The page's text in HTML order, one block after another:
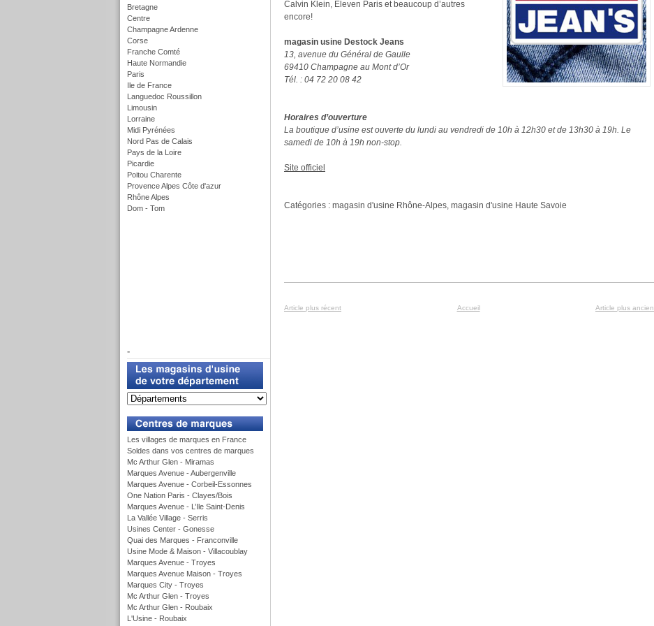
Bretagne
Centre
Champagne Ardenne
Corse
Franche Comté
Haute Normandie
Paris
Ile de France
Languedoc Roussillon
Limousin
Lorraine
Midi Pyrénées
Nord Pas de Calais
Pays de la Loire
Picardie
Poitou Charente
Provence Alpes Côte d'azur
Rhône Alpes
Dom - Tom
-
Les villages de marques en France
Soldes dans vos centres de marques
Mc Arthur Glen - Miramas
Marques Avenue - Aubergenville
Marques Avenue - Corbeil-Essonnes
One Nation Paris - Clayes/Bois
Marques Avenue - L’Ile Saint-Denis
La Vallée Village - Serris
Usines Center - Gonesse
Quai des Marques - Franconville
Usine Mode & Maison - Villacoublay
Marques Avenue - Troyes
Marques Avenue Maison - Troyes
Marques City - Troyes
Mc Arthur Glen - Troyes
Mc Arthur Glen - Roubaix
L'Usine - Roubaix
Calvin Klein, Eleven Paris et beaucoup d’autres
encore!
magasin usine Destock Jeans
13, avenue du Général de Gaulle
69410 Champagne au Mont d’Or
Tél. : 04 72 20 08 42
Horaires d’ouverture
La boutique d’usine est ouverte du lundi au vendredi de 10h à 12h30 et de 13h30 à 19h. Le
samedi de 10h à 19h non-stop.
Site officiel
Catégories : magasin d'usine Rhône-Alpes, magasin d'usine Haute Savoie
Article plus récent Article plus ancien
Accueil